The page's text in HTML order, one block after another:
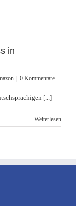
in
0 Kommentare
[...]
Weiterlesen